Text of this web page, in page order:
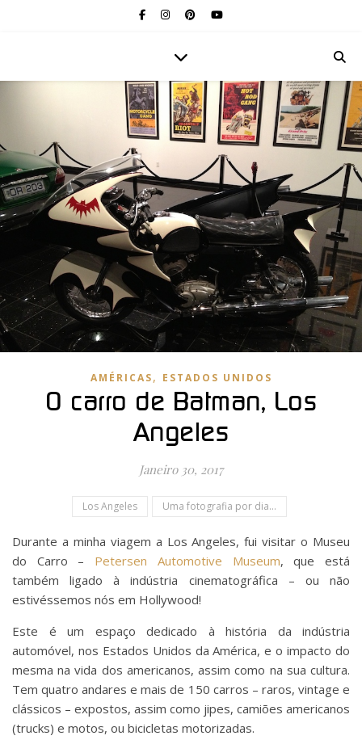
AMÉRICAS, ESTADOS UNIDOS
O carro de Batman, Los
Angeles
Janeiro 30, 2017
Los Angeles Uma fotografia por dia...
Durante a minha viagem a Los Angeles, fui visitar o Museu
do Carro – Petersen Automotive Museum, que está
também ligado à indústria cinematográfica – ou não
estivéssemos nós em Hollywood!
Este é um espaço dedicado à história da indústria
automóvel, nos Estados Unidos da América, e o impacto do
mesma na vida dos americanos, assim como na sua cultura.
Tem quatro andares e mais de 150 carros – raros, vintage e
clássicos – expostos, assim como jipes, camiões americanos
(trucks) e motos, ou bicicletas motorizadas.